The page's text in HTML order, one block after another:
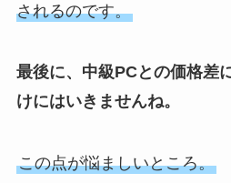
されるのです。
最後に、中級PCとの価格差
けにはいきませんね。
この点が悩ましいところ。